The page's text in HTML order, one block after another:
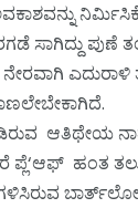
ಪುಣೆ
ಆತಿಥೇಯ
ಪ್ಲೆ‘ಆಫ್
ಗಳಿಸಿರುವ